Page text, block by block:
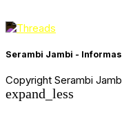
Serambi Jambi -
Copyright Serambi
expand_less